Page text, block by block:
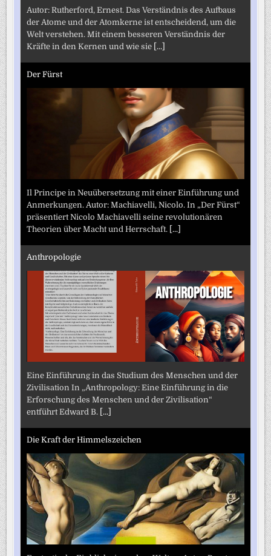
Autor: Rutherford, Ernest. Das Verständnis des Aufbaus
der Atome und der Atomkerne ist entscheidend, um die
Welt verstehen. Mit einem besseren Verständnis der
Kräfte in den Kernen und wie sie [...]
Der Fürst
Il Principe in Neuübersetzung mit einer Einführung und
Anmerkungen. Autor: Machiavelli, Nicolo. In „Der Fürst“
präsentiert Nicolo Machiavelli seine revolutionären
Theorien über Macht und Herrschaft. [...]
Anthropologie
Eine Einführung in das Studium des Menschen und der
Zivilisation In „Anthropology: Eine Einführung in die
Erforschung des Menschen und der Zivilisation“
entführt Edward B. [...]
Die Kraft der Himmelszeichen